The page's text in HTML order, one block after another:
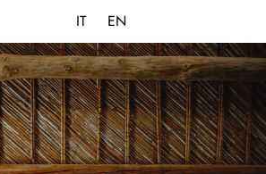
IT EN